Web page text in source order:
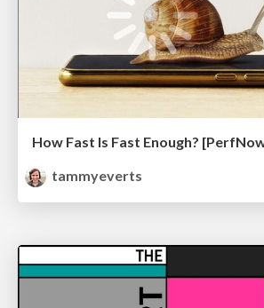
How Fast Is Fast Enough?
tammyeverts